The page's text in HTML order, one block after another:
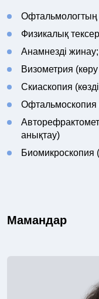
Офтальмологтың
Физикалық
Анамнезді жинау;
Визометрия (көру
Скиаскопия
Офтальмоскопия
анықтау)
Мамандар